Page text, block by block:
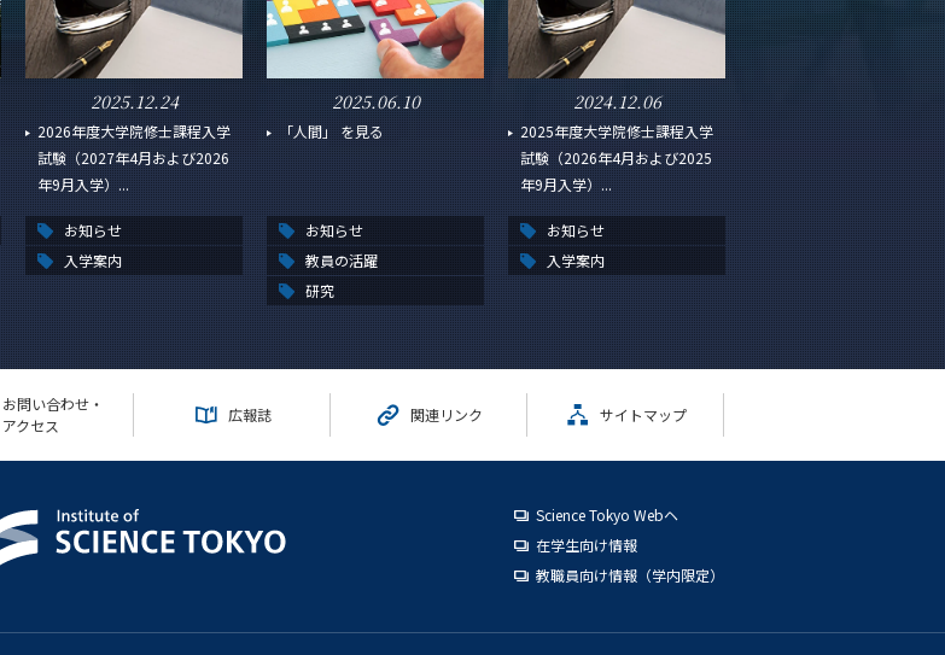
2025.12.24
2026年度大学院修士課程入学
試験（2027年4月および2026
年9月入学）...
お知らせ
入学案内
2025.06.10
「人間」 を見る
お知らせ
教員の活躍
研究
2024.12.06
2025年度大学院修士課程入学
試験（2026年4月および2025
年9月入学）...
お知らせ
入学案内
お問い合わせ・
アクセス
広報誌 関連リンク サイトマップ
Science Tokyo Webヘ
在学生向け情報
教職員向け情報（学内限定）